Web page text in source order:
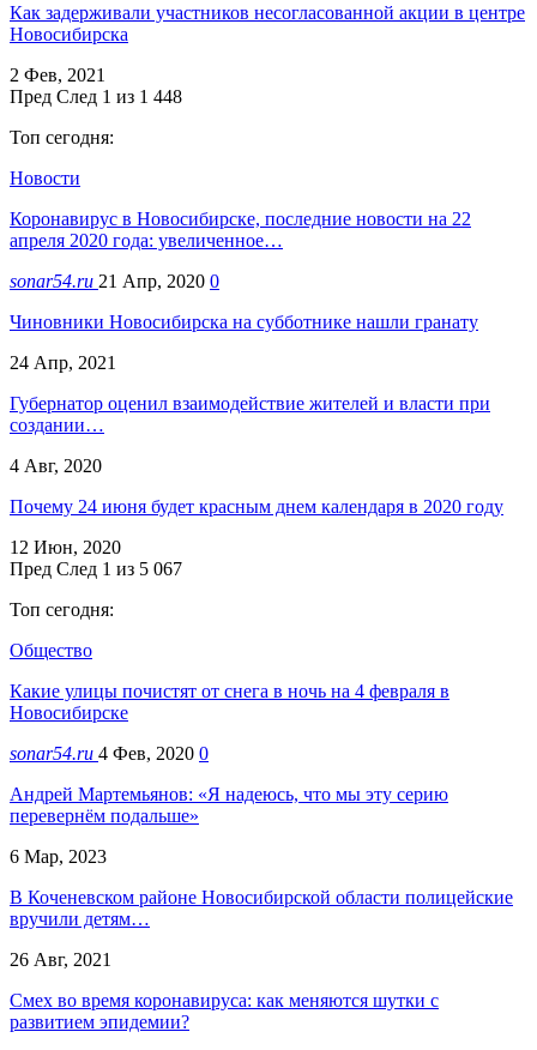
Как задерживали участников несогласованной акции в центре
Новосибирска
2 Фев, 2021
Пред След 1 из 1 448
Топ сегодня:
Новости
Коронавирус в Новосибирске, последние новости на 22
апреля 2020 года: увеличенное…
sonar54.ru 21 Апр, 2020 0
Чиновники Новосибирска на субботнике нашли гранату
24 Апр, 2021
Губернатор оценил взаимодействие жителей и власти при
создании…
4 Авг, 2020
Почему 24 июня будет красным днем календаря в 2020 году
12 Июн, 2020
Пред След 1 из 5 067
Топ сегодня:
Общество
Какие улицы почистят от снега в ночь на 4 февраля в
Новосибирске
sonar54.ru 4 Фев, 2020 0
Андрей Мартемьянов: «Я надеюсь, что мы эту серию
перевернём подальше»
6 Мар, 2023
В Коченевском районе Новосибирской области полицейские
вручили детям…
26 Авг, 2021
Смех во время коронавируса: как меняются шутки с
развитием эпидемии?